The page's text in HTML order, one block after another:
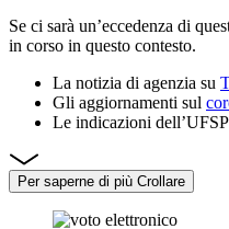
Se ci sarà un’eccedenza di
in corso in questo contesto.
La notizia di agenzia su
Gli aggiornamenti sul
Le indicazioni
Per saperne di più Crollare